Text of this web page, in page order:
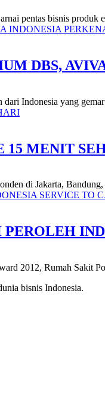
pentas bisnis
DBS,
Indonesia yang
15 MENIT
di Jakarta,
2012, Rumah Sakit
bisnis Indonesia.